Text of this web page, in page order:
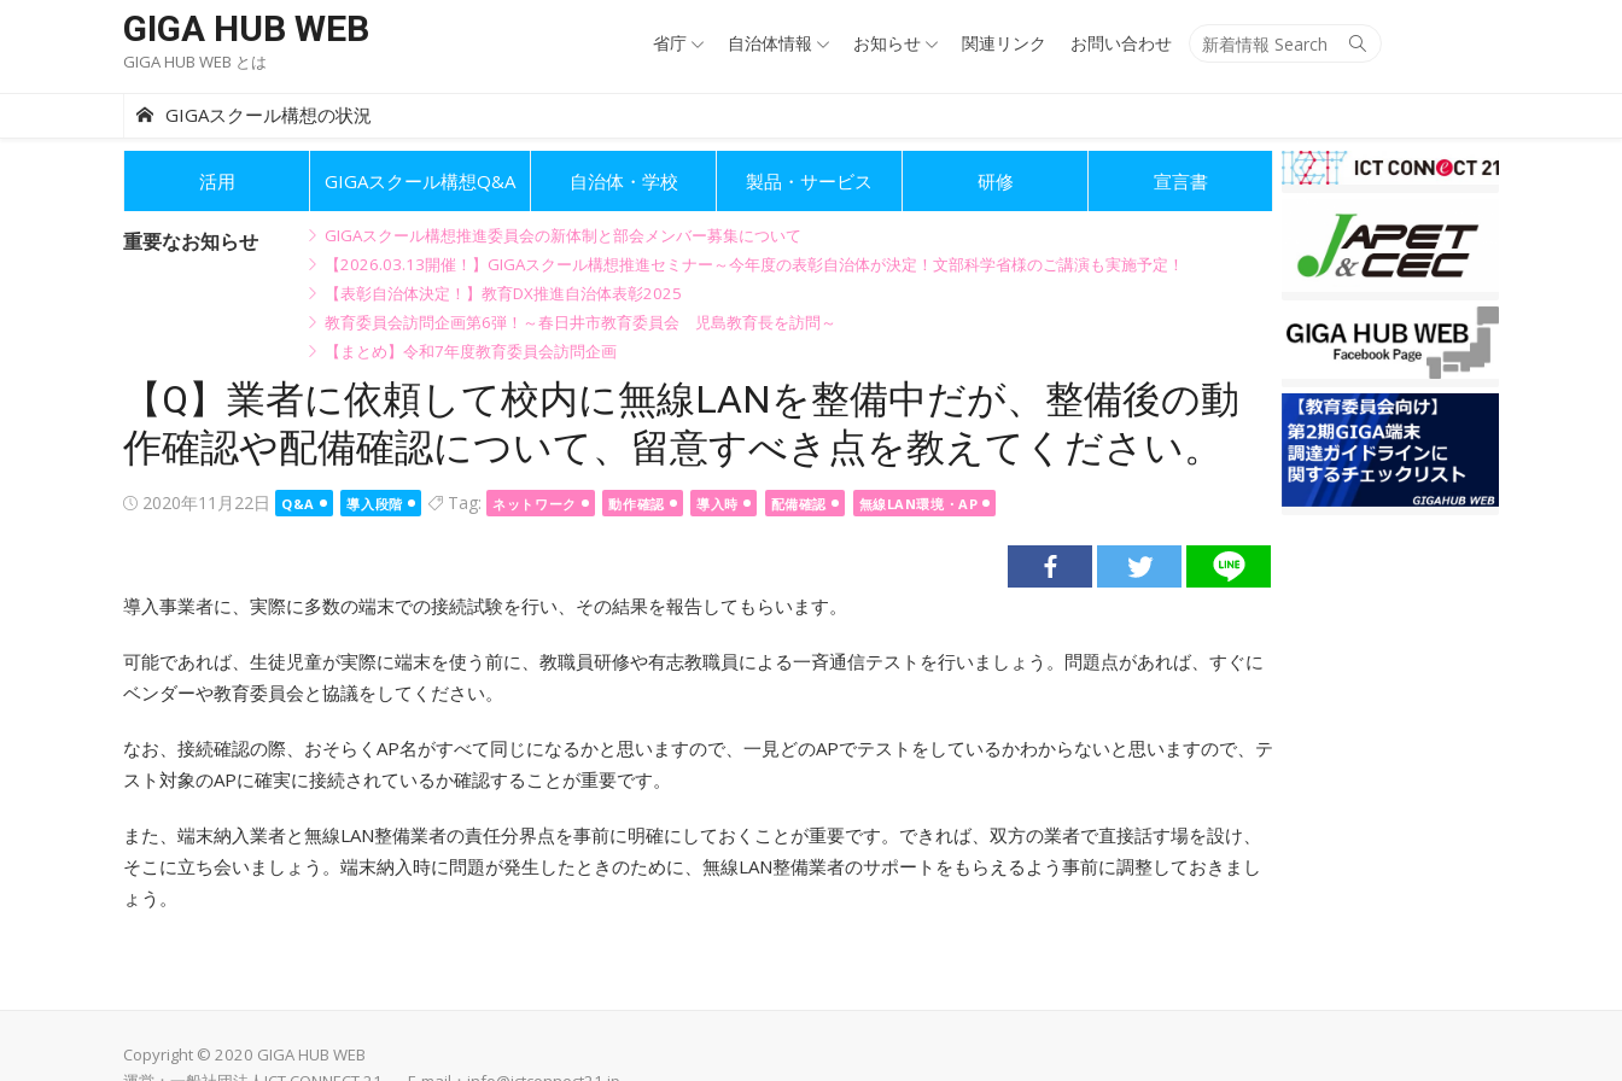
GIGA HUB WEB
GIGA HUB WEB とは
Search
省庁 自治体情報 お知らせ 関連リンク お問い合わせ
GIGAスクール構想の状況
活用 GIGAスクール構想Q&A 自治体・学校 製品・サービス 研修 宣言書
重要なお知らせ
GIGAスクール構想推進委員会の新体制と部会メンバー募集について
【2026.03.13開催！】GIGAスクール構想推進セミナー～今年度の表彰自治体が決定！文部科学省様のご講演も実施予定！
【表彰自治体決定！】教育DX推進自治体表彰2025
教育委員会訪問企画第6弾！～春日井市教育委員会 児島教育長を訪問～
【まとめ】令和7年度教育委員会訪問企画
【Q】業者に依頼して校内に無線LANを整備中だが、整備後の動
作確認や配備確認について、留意すべき点を教えてください。
Posted
2020年11月22日 Q&A 導入段階 Tag: ネットワーク 動作確認 導入時 配備確認 無線LAN環境・AP
導入事業者に、実際に多数の端末での接続試験を行い、その結果を報告してもらいます。
可能であれば、生徒児童が実際に端末を使う前に、教職員研修や有志教職員による一斉通信テストを行いましょう。問題点があれば、すぐに
ベンダーや教育委員会と協議をしてください。
なお、接続確認の際、おそらくAP名がすべて同じになるかと思いますので、一見どのAPでテストをしているかわからないと思いますので、テ
スト対象のAPに確実に接続されているか確認することが重要です。
また、端末納入業者と無線LAN整備業者の責任分界点を事前に明確にしておくことが重要です。できれば、双方の業者で直接話す場を設け、
そこに立ち会いましょう。端末納入時に問題が発生したときのために、無線LAN整備業者のサポートをもらえるよう事前に調整しておきまし
ょう。
Copyright © 2020 GIGA HUB WEB